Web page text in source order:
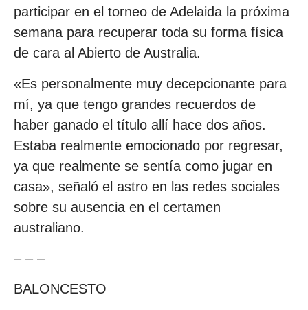
participar en el torneo de Adelaida la próxima
semana para recuperar toda su forma física
de cara al Abierto de Australia.
«Es personalmente muy decepcionante para
mí, ya que tengo grandes recuerdos de
haber ganado el título allí hace dos años.
Estaba realmente emocionado por regresar,
ya que realmente se sentía como jugar en
casa», señaló el astro en las redes sociales
sobre su ausencia en el certamen
australiano.
– – –
BALONCESTO